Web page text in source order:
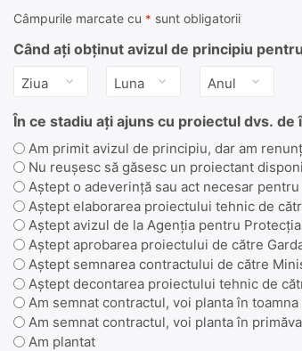
Câmpurile marcate cu * sunt obligatorii
Când ați obținut avizul de principiu
Ziua Luna Anul
În ce stadiu ați ajuns cu proiectul dvs. de
Am primit avizul de principiu, dar am
Nu reușesc să găsesc un proiectant
Aștept o adeverință sau act necesar
Aștept elaborarea proiectului tehnic de
Aștept avizul de la Agenția pentru
Aștept aprobarea proiectului de către
Aștept semnarea contractului de către
Aștept decontarea proiectului tehnic de
Am semnat contractul, voi planta în
Am semnat contractul, voi planta în
Am plantat